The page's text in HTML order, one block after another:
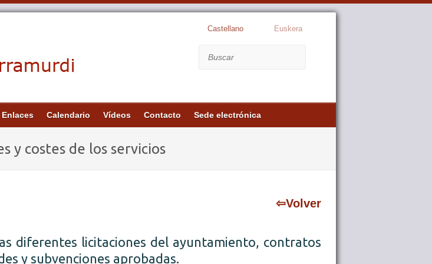
Castellano Euskera
Enlaces Calendario Vídeos Contacto Sede electrónica
y costes de los servicios
⇦Volver
diferentes licitaciones del ayuntamiento, contratos
y subvenciones aprobadas.